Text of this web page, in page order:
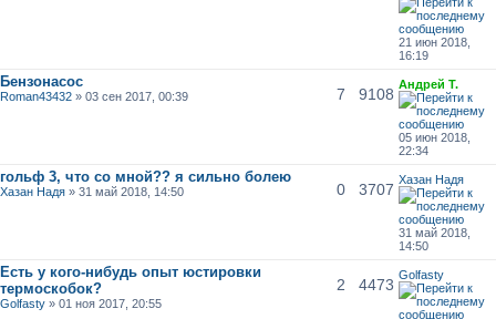
21 июн 2018,
16:19
Бензонасос
Roman43432 » 03 сен 2017, 00:39 7 9108
Андрей Т.
05 июн 2018,
22:34
гольф 3, что со мной?? я сильно болею
Хазан Надя » 31 май 2018, 14:50 0 3707
Хазан Надя
31 май 2018,
14:50
Есть у кого-нибудь опыт юстировки
термоскобок?
Golfasty » 01 ноя 2017, 20:55
2 4473
Golfasty